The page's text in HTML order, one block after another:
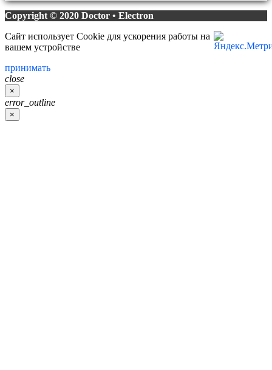
Copyright © 2020 Doctor • Electron
Сайт использует Cookie для ускорения работы на
вашем устройстве
принимать
close
×
error_outline
×